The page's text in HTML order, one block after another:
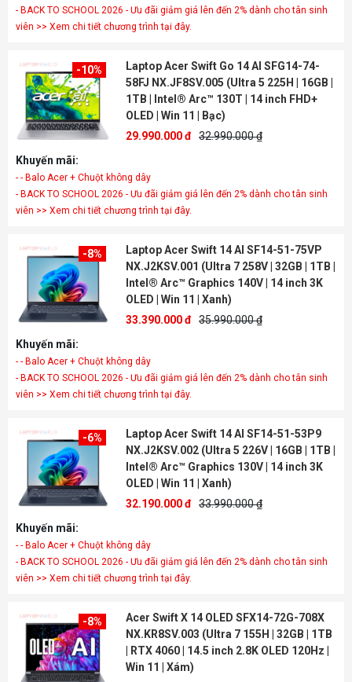
- BACK TO SCHOOL 2026 - Ưu đãi giảm giá lên đến 2% dành cho tân sinh
viên >> Xem chi tiết chương trình tại đây.
-10%
Laptop Acer Swift Go 14 AI SFG14-74-
58FJ NX.JF8SV.005 (Ultra 5 225H | 16GB |
1TB | Intel® Arc™ 130T | 14 inch FHD+
OLED | Win 11 | Bạc)
29.990.000 đ 32.990.000 ₫
Khuyến mãi:
- - Balo Acer + Chuột không dây
- BACK TO SCHOOL 2026 - Ưu đãi giảm giá lên đến 2% dành cho tân sinh
viên >> Xem chi tiết chương trình tại đây.
-8%
Laptop Acer Swift 14 AI SF14-51-75VP
NX.J2KSV.001 (Ultra 7 258V | 32GB | 1TB |
Intel® Arc™ Graphics 140V | 14 inch 3K
OLED | Win 11 | Xanh)
33.390.000 đ 35.990.000 ₫
Khuyến mãi:
- - Balo Acer + Chuột không dây
- BACK TO SCHOOL 2026 - Ưu đãi giảm giá lên đến 2% dành cho tân sinh
viên >> Xem chi tiết chương trình tại đây.
-6%
Laptop Acer Swift 14 AI SF14-51-53P9
NX.J2KSV.002 (Ultra 5 226V | 16GB | 1TB |
Intel® Arc™ Graphics 130V | 14 inch 3K
OLED | Win 11 | Xanh)
32.190.000 đ 33.990.000 ₫
Khuyến mãi:
- - Balo Acer + Chuột không dây
- BACK TO SCHOOL 2026 - Ưu đãi giảm giá lên đến 2% dành cho tân sinh
viên >> Xem chi tiết chương trình tại đây.
-8%
Acer Swift X 14 OLED SFX14-72G-708X
NX.KR8SV.003 (Ultra 7 155H | 32GB | 1TB
| RTX 4060 | 14.5 inch 2.8K OLED 120Hz |
Win 11 | Xám)